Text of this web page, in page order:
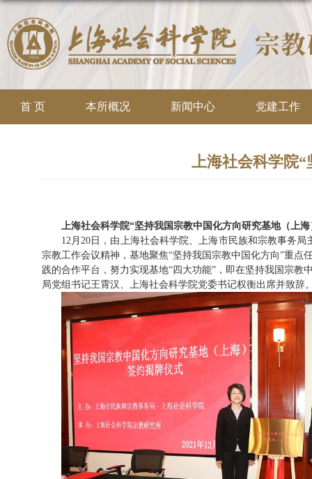
首 页 本所概况 新闻中心 党建工作
上海社会科学院
上海社会科学院“坚持我国宗教中国化方向研究基地（上
12月20 日，由上海社会科学院、上海市民族和宗教事务
宗教工作会议精神，基地聚焦“坚持我国宗教中国化方向”重
践的合作平台，努力实现基地“四大功能”，即在坚持我国宗
局党组书记王霄汉、上海社会科学院党委书记权衡出席并致